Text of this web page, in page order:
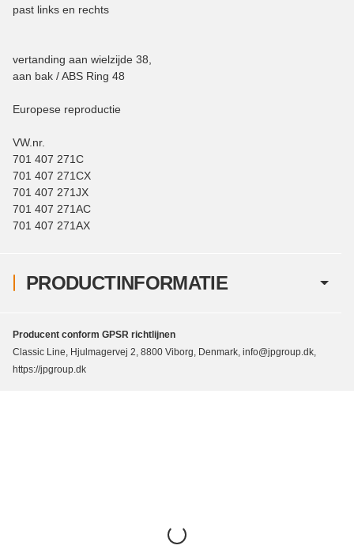
PRODUCTINFORMATIE
past links en rechts
vertanding aan wielzijde 38,
aan bak / ABS Ring 48
Europese reproductie
VW.nr.
701 407 271C
701 407 271CX
701 407 271JX
701 407 271AC
701 407 271AX
Producent conform GPSR richtlijnen
Classic Line, Hjulmagervej 2, 8800 Viborg, Denmark, info@jpgroup.dk,
https://jpgroup.dk